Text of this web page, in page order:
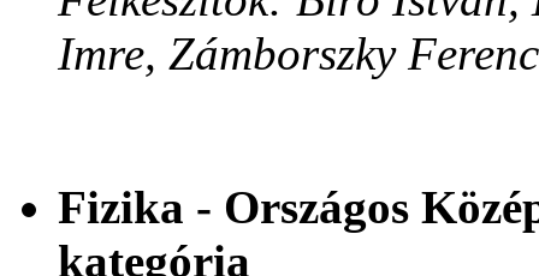
Imre, Zámborszky Ferenc
Fizika - Országos
kategória